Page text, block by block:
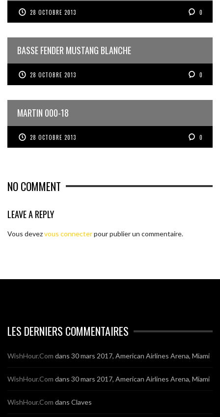
28 OCTOBRE 2013 0
BASSE FENDER MUSTANG BLANCHE
28 OCTOBRE 2013 0
MARTIN 000-18
28 OCTOBRE 2013 0
NO COMMENT
LEAVE A REPLY
Vous devezvous connecterpour publier un commentaire.
LES DERNIERS COMMENTAIRES
WishHour.Com dans 30 mars 2017, American Airlines Arena, Miami
WishHour.Com dans 30 mars 2017, American Airlines Arena, Miami
WishHour.Com dans Claves